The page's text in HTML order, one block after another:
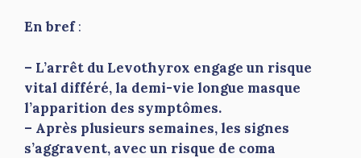
En bref:
– L’arrêt du Levothyrox engage un risque
vital différé, la demi-vie longue masque
l’apparition des symptômes.
– Après plusieurs semaines, les signes
s’aggravent, avec un risque de coma